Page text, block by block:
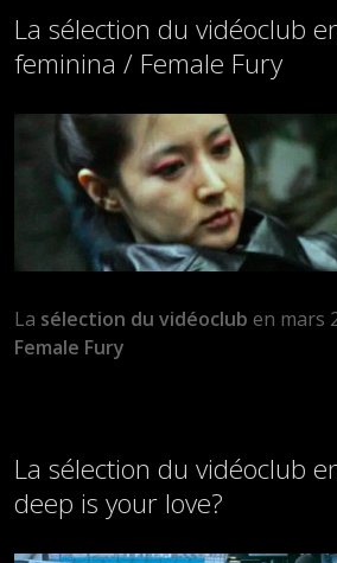
La sélection du vidéoclub
feminina / Female Fury
La sélection du vidéoclub en mars
Female Fury
La sélection du vidéoclub
deep is your love?